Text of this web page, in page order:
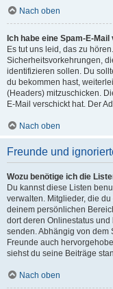
Nach oben
Ich habe eine Spam-E-
Es tut uns leid, das zu
Sicherheitsvorkehrungen,
identifizieren sollen. Du
du bekommen hast,
(Headers) mitzuschicken.
E-Mail verschickt hat. Der
Nach oben
Freunde und
Wozu benötige ich die
Du kannst diese Listen
verwalten. Mitglieder, die
deinem persönlichen
dort deren Onlinestatus
senden. Abhängig von dem
Freunde auch
siehst du seine Beiträge
Nach oben